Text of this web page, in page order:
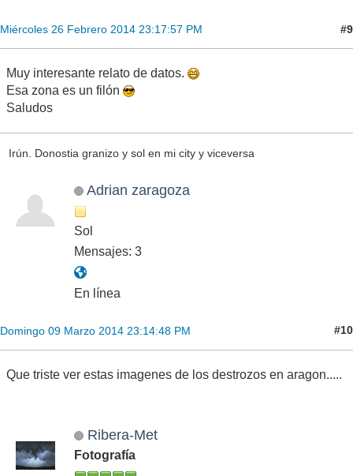
Miércoles 26 Febrero 2014 23:17:57 PM #9
Muy interesante relato de datos.
Esa zona es un filón
Saludos
Irún. Donostia granizo y sol en mi city y viceversa
Adrian zaragoza
Sol
Mensajes: 3
En línea
Domingo 09 Marzo 2014 23:14:48 PM #10
Que triste ver estas imagenes de los destrozos en aragon.....
Ribera-Met
Fotografía